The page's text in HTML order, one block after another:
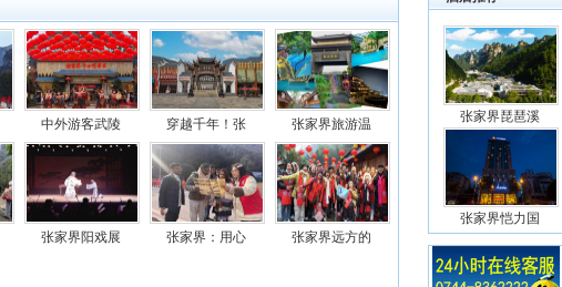
中外游客武陵 穿越千年！张 张家界旅游温
张家界阳戏展 张家界：用心 张家界远方的
张家界琵琶溪
张家界恺力国